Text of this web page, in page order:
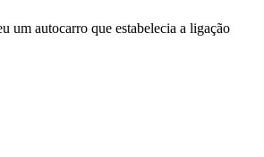
um autocarro que estabelecia a ligação